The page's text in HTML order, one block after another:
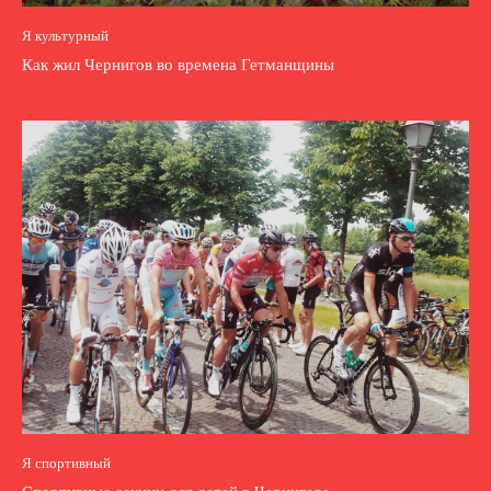
Я культурный
Как жил Чернигов во времена Гетманщины
Я спортивный